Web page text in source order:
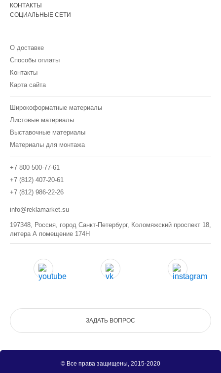
КОНТАКТЫ
СОЦИАЛЬНЫЕ СЕТИ
О доставке
Способы оплаты
Контакты
Карта сайта
Широкоформатные материалы
Листовые материалы
Выставочные материалы
Материалы для монтажа
+7 800 500-77-61
+7 (812) 407-20-61
+7 (812) 986-22-26
info@reklamarket.su
197348, Россия, город Санкт-Петербург, Коломяжский проспект 18,
литера А помещение 174Н
ЗАДАТЬ ВОПРОС
© Все права защищены, 2015-2020